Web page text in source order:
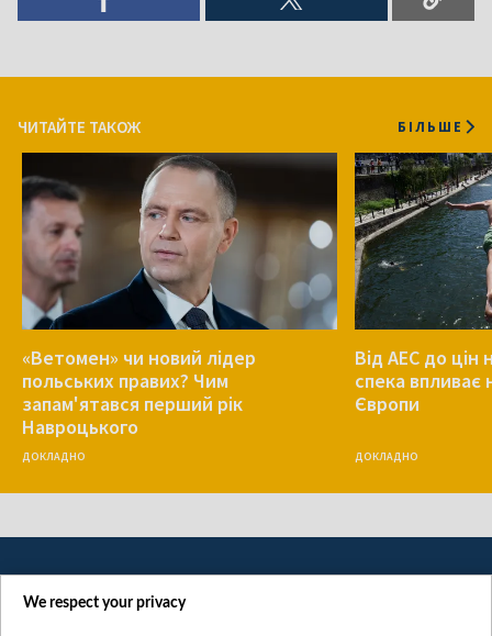
ЧИТАЙТЕ ТАКОЖ БІЛЬШЕ
«Ветомен» чи новий лідер
польських правих? Чим
запам'ятався перший рік
Навроцького
ДОКЛАДНО
Від АЕС до цін
спека впливає
Європи
ДОКЛАДНО
We respect your privacy